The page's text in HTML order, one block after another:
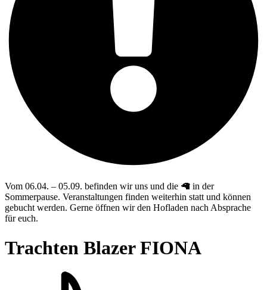
Vom 06.04. – 05.09. befinden wir uns und die 🦙 in der
Sommerpause. Veranstaltungen finden weiterhin statt und können
gebucht werden. Gerne öffnen wir den Hofladen nach Absprache
für euch.
Trachten Blazer FIONA